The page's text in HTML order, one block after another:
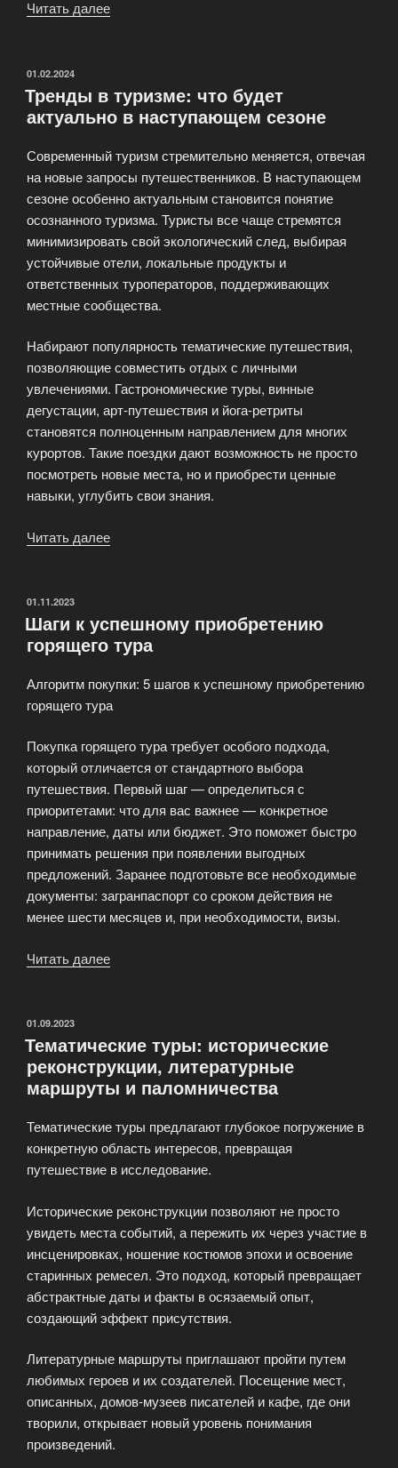
Читать далее
ОПУБЛИКОВАНО
01.02.2024
Тренды в туризме: что будет
актуально в наступающем сезоне
Современный туризм стремительно меняется, отвечая
на новые запросы путешественников. В наступающем
сезоне особенно актуальным становится понятие
осознанного туризма. Туристы все чаще стремятся
минимизировать свой экологический след, выбирая
устойчивые отели, локальные продукты и
ответственных туроператоров, поддерживающих
местные сообщества.
Набирают популярность тематические путешествия,
позволяющие совместить отдых с личными
увлечениями. Гастрономические туры, винные
дегустации, арт-путешествия и йога-ретриты
становятся полноценным направлением для многих
курортов. Такие поездки дают возможность не просто
посмотреть новые места, но и приобрести ценные
навыки, углубить свои знания.
Читать далее
будет
актуально
наступающем
сезоне»
ОПУБЛИКОВАНО
01.11.2023
Шаги к успешному приобретению
горящего тура
Алгоритм покупки: 5 шагов к успешному приобретению
горящего тура
Покупка горящего тура требует особого подхода,
который отличается от стандартного выбора
путешествия. Первый шаг — определиться с
приоритетами: что для вас важнее — конкретное
направление, даты или бюджет. Это поможет быстро
принимать решения при появлении выгодных
предложений. Заранее подготовьте все необходимые
документы: загранпаспорт со сроком действия не
менее шести месяцев и, при необходимости, визы.
Читать далее
горящего
тура»
ОПУБЛИКОВАНО
01.09.2023
Тематические туры: исторические
реконструкции, литературные
маршруты и паломничества
Тематические туры предлагают глубокое погружение в
конкретную область интересов, превращая
путешествие в исследование.
Исторические реконструкции позволяют не просто
увидеть места событий, а пережить их через участие в
инсценировках, ношение костюмов эпохи и освоение
старинных ремесел. Это подход, который превращает
абстрактные даты и факты в осязаемый опыт,
создающий эффект присутствия.
Литературные маршруты приглашают пройти путем
любимых героев и их создателей. Посещение мест,
описанных, домов-музеев писателей и кафе, где они
творили, открывает новый уровень понимания
произведений.